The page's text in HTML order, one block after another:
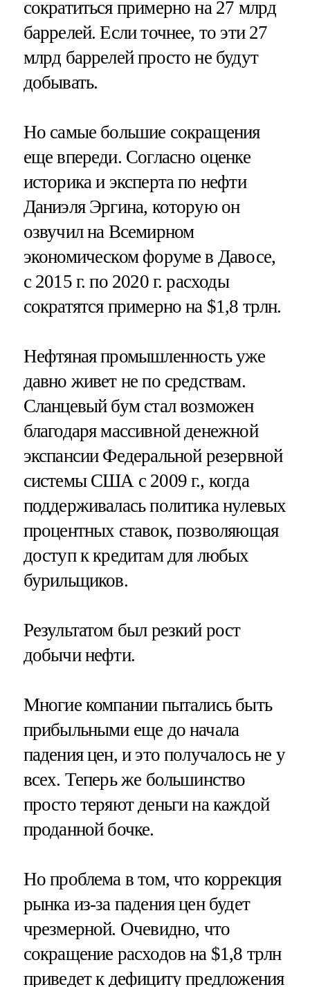
сократиться примерно на 27 млрд
баррелей. Если точнее, то эти 27
млрд баррелей просто не будут
добывать.
Но самые большие сокращения
еще впереди. Согласно оценке
историка и эксперта по нефти
Даниэля Эргина, которую он
озвучил на Всемирном
экономическом форуме в Давосе,
c 2015 г. по 2020 г. расходы
сократятся примерно на $1,8 трлн.
Нефтяная промышленность уже
давно живет не по средствам.
Сланцевый бум стал возможен
благодаря массивной денежной
экспансии Федеральной резервной
системы США с 2009 г., когда
поддерживалась политика нулевых
процентных ставок, позволяющая
доступ к кредитам для любых
бурильщиков.
Результатом был резкий рост
добычи нефти.
Многие компании пытались быть
прибыльными еще до начала
падения цен, и это получалось не у
всех. Теперь же большинство
просто теряют деньги на каждой
проданной бочке.
Но проблема в том, что коррекция
рынка из-за падения цен будет
чрезмерной. Очевидно, что
сокращение расходов на $1,8 трлн
приведет к дефициту предложения